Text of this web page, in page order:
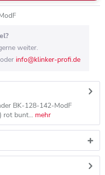
weiter.
oder info@klinker-profi.de
BK-128-142-ModF
rot bunt... mehr